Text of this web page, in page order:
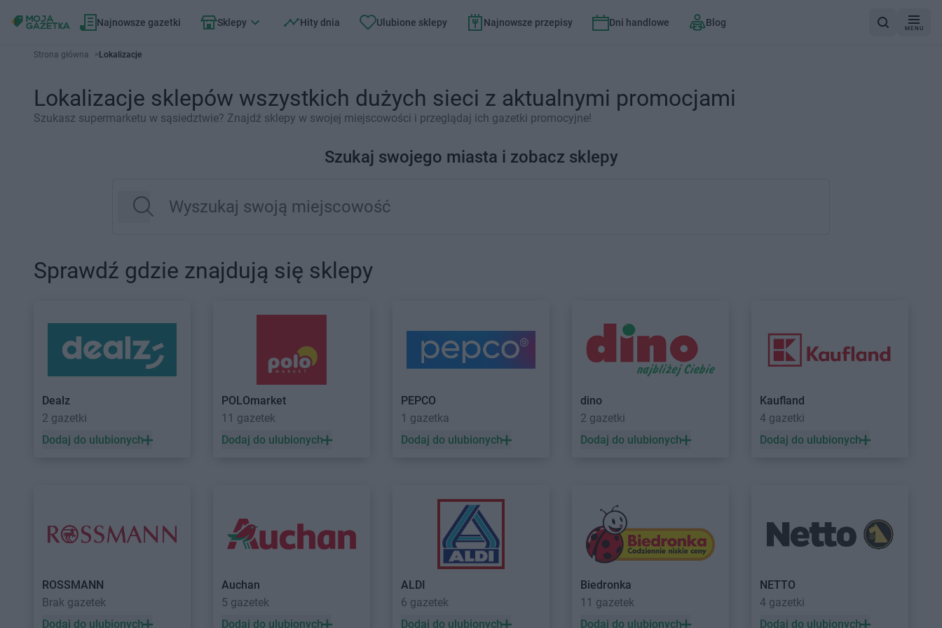
Najnowsze gazetki Sklepy Hity dnia Ulubione sklepy Najnowsze przepisy Dni handlowe Blog
MENU
Strona główna >Lokalizacje
Lokalizacje sklepów wszystkich dużych sieci z aktualnymi promocjami
Szukasz supermarketu w sąsiedztwie? Znajdź sklepy w swojej miejscowości i przeglądaj ich gazetki promocyjne!
Szukaj swojego miasta i zobacz sklepy
Sprawdź gdzie znajdują się sklepy
Dealz
2 gazetki
Dodaj do ulubionych
POLOmarket
11 gazetek
Dodaj do ulubionych
PEPCO
1 gazetka
Dodaj do ulubionych
dino
2 gazetki
Dodaj do ulubionych
Kaufland
4 gazetki
Dodaj do ulubionych
ROSSMANN
Brak gazetek
Dodaj do ulubionych
Auchan
5 gazetek
Dodaj do ulubionych
ALDI
6 gazetek
Dodaj do ulubionych
Biedronka
11 gazetek
Dodaj do ulubionych
NETTO
4 gazetki
Dodaj do ulubionych